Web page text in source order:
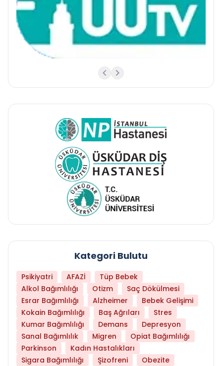
Kategori Bulutu
Psikiyatri AFAZİ
Tüp Bebek
Alkol Bağımlılığı
Otizm
Saç Dökülmesi
Esrar Bağımlılığı
Alzheimer
Bebek Gelişimi
Kokain Bağımlılığı
Baş Ağrıları
Stres
Kumar Bağımlılığı
Demans
Depresyon
Sanal Bağımlılık
Migren
Opiat Bağımlılığı
Parkinson
Kadın Hastalıkları
Sigara Bağımlılığı
Şizofreni Obezite